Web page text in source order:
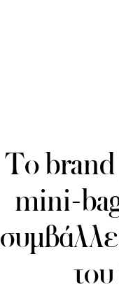
Το brand
mini-